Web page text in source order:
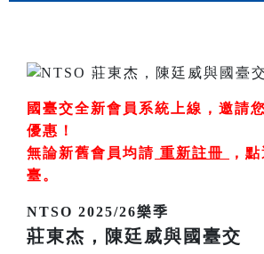
國臺交全新會員系統上線，邀請
優惠！
無論新舊會員均請 重新註冊 ， 點
臺。
NTSO 2025/26樂季
莊東杰，陳廷威與國臺交